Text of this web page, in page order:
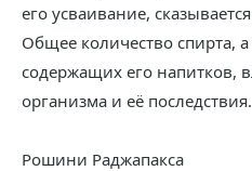
его усваивание,
Общее количество спирта,
содержащих его напитков,
организма и её последствия.
Рошини Раджапакса